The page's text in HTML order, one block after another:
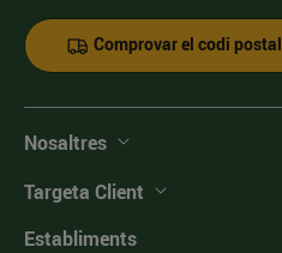
Comprovar el codi postal
Nosaltres
Targeta Client
Establiments